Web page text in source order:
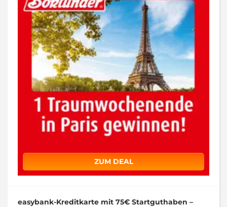
ZUM DEAL
easybank-Kreditkarte mit 75€ Startguthaben –